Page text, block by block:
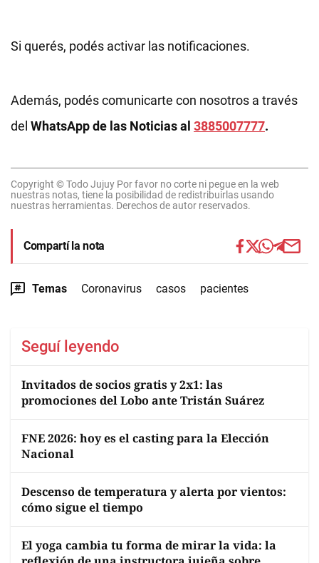
Si querés, podés activar las notificaciones.
Además, podés comunicarte con nosotros a través
del WhatsApp de las Noticias al 3885007777.
Copyright © Todo Jujuy Por favor no corte ni pegue en la web
nuestras notas, tiene la posibilidad de redistribuirlas usando
nuestras herramientas. Derechos de autor reservados.
Compartí la nota
Temas Coronavirus casos pacientes
Seguí leyendo
Invitados de socios gratis y 2x1: las
promociones del Lobo ante Tristán Suárez
FNE 2026: hoy es el casting para la Elección
Nacional
Descenso de temperatura y alerta por vientos:
cómo sigue el tiempo
El yoga cambia tu forma de mirar la vida: la